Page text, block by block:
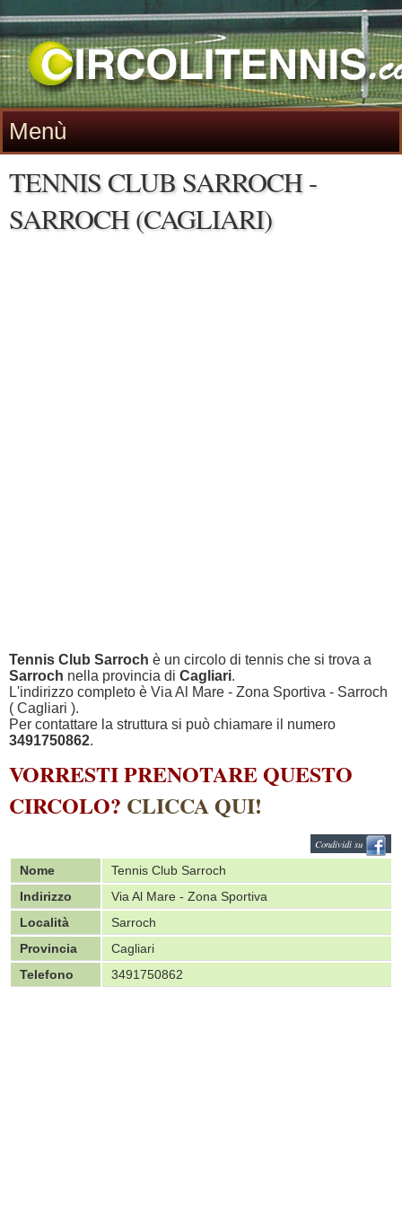
Menù
TENNIS CLUB SARROCH -
SARROCH (CAGLIARI)
Tennis Club Sarroch è un circolo di tennis che si trova a
Sarroch nella provincia di Cagliari.
L'indirizzo completo è Via Al Mare - Zona Sportiva - Sarroch
( Cagliari ).
Per contattare la struttura si può chiamare il numero
3491750862.
VORRESTI PRENOTARE QUESTO
CIRCOLO? CLICCA QUI!
Condividi su
Nome
Tennis Club Sarroch
Indirizzo
Via Al Mare - Zona Sportiva
Località
Sarroch
Provincia
Cagliari
Telefono
3491750862